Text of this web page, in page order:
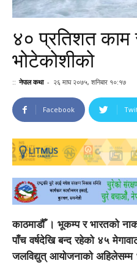
४० प्रतिशत काम
भोटेकोशीको
:: नेपाल कथा - २६ माघ २०७५, शनिबार १०:१७
Facebook
काठमाडौँ । भूकम्प र भारतको
पाँच वर्षदेखि बन्द रहेको ४५
जलविद्युत् आयोजनाको